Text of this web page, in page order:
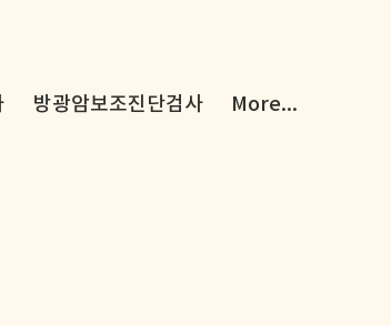
방광암보조진단검사 More...